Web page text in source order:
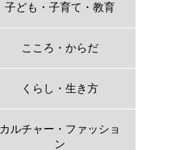
子ども・子育て・教育
こころ・からだ
くらし・生き方
カルチャー・ファッショ
ン